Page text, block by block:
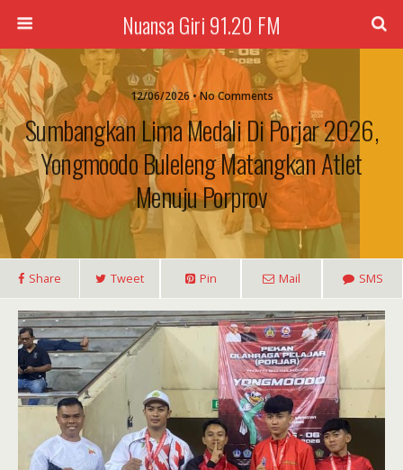
Nuansa Giri 91.20 FM
12/06/2026 • No Comments
Sumbangkan Lima Medali Di Porjar 2026,
Yongmoodo Buleleng Matangkan Atlet
Menuju Porprov
Share Tweet Pin Mail SMS